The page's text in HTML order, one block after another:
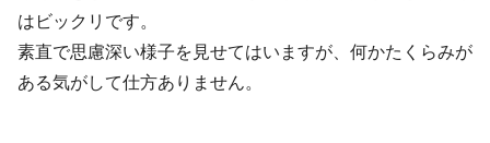
はビックリです。
素直で思慮深い様子を見せてはいますが、何かたくらみが
ある気がして仕方ありません。